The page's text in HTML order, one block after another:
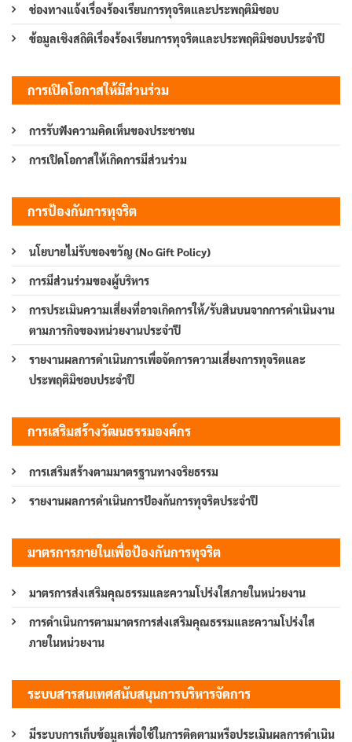
ช่องทางแจ้งเรื่องร้องเรียนการทุจริตและประพฤติมิชอบ
ข้อมูลเชิงสถิติเรื่องร้องเรียนการทุจริตและประพฤติมิชอบประจำปี
การเปิดโอกาสให้มีส่วนร่วม
การรับฟังความคิดเห็นของประชาชน
การเปิดโอกาสให้เกิดการมีส่วนร่วม
การป้องกันการทุจริต
นโยบายไม่รับของขวัญ (No Gift Policy)
การมีส่วนร่วมของผู้บริหาร
การประเมินความเสี่ยงที่อาจเกิดการให้/รับสินบนจากการดำเนินงาน
ตามภารกิจของหน่วยงานประจำปี
รายงานผลการดำเนินการเพื่อจัดการความเสี่ยงการทุจริตและ
ประพฤติมิชอบประจำปี
การเสริมสร้างวัฒนธรรมองค์กร
การเสริมสร้างตามมาตรฐานทางจริยธรรม
รายงานผลการดำเนินการป้องกันการทุจริตประจำปี
มาตรการภายในเพื่อป้องกันการทุจริต
มาตรการส่งเสริมคุณธรรมและความโปร่งใสภายในหน่วยงาน
การดำเนินการตามมาตรการส่งเสริมคุณธรรมและความโปร่งใส
ภายในหน่วยงาน
ระบบสารสนเทศสนับสนุนการบริหารจัดการ
มีระบบการเก็บข้อมูลเพื่อใช้ในการติดตามหรือประเมินผลการดำเนิน